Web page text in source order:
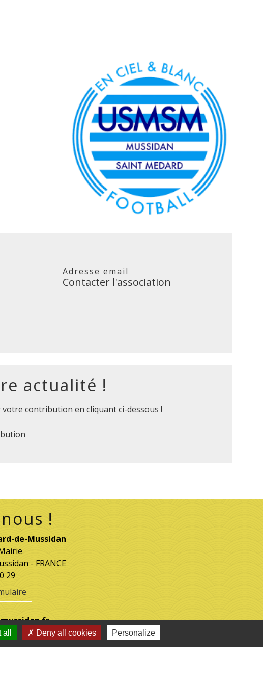
Adresse email
Contacter l'association
actualité !
contribution en cliquant ci-dessous !
!
de-Mussidan
- FRANCE
29
Deny all cookies Personalize